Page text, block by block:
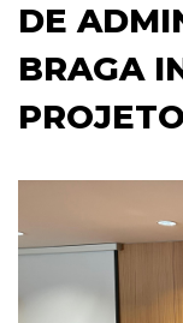
DE
BRAGA